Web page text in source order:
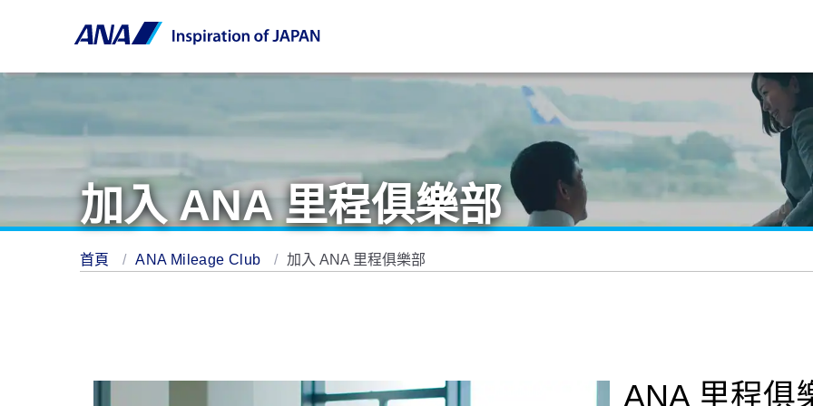
加入 ANA 里程俱樂部
首頁 ANA Mileage Club 加入 ANA 里程俱樂部
ANA 里程俱